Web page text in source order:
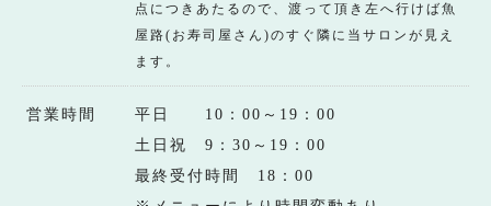
点につきあたるので、渡って頂き左へ行けば魚
屋路(お寿司屋さん)のすぐ隣に当サロンが見え
ます。
営業時間
平日 10：00～19：00
土日祝 9：30～19：00
最終受付時間 18：00